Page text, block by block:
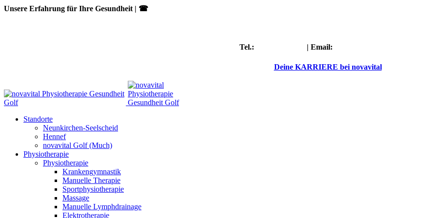
Unsere Erfahrung für Ihre Gesundheit | ☎
Tel.: | Email:
Deine KARRIERE bei novavital
Standorte
Neunkirchen-Seelscheid
Hennef
novavital Golf (Much)
Physiotherapie
Physiotherapie
Krankengymnastik
Manuelle Therapie
Sportphysiotherapie
Massage
Manuelle Lymphdrainage
Elektrotherapie